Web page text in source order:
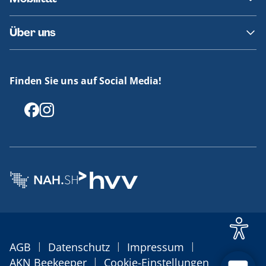
Fundsachen
Häufige Fragen
Barrierefreies Reisen
Erklärung Barrierefreiheit
Über uns
Offenlegungen
Finden Sie uns auf Social Media!
AGB | Datenschutz | Impressum |
AKN Beekeeper | Cookie-Einstellungen